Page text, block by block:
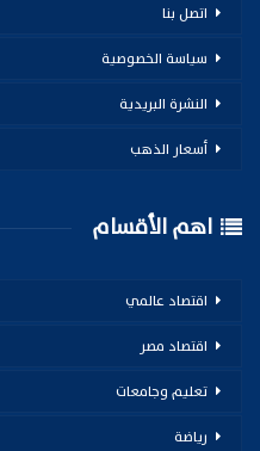
اتصل بنا
سياسة الخصوصية
النشرة البريدية
أسعار الذهب
اهم الأقسام
اقتصاد عالمي
اقتصاد مصر
تعليم وجامعات
رياضة